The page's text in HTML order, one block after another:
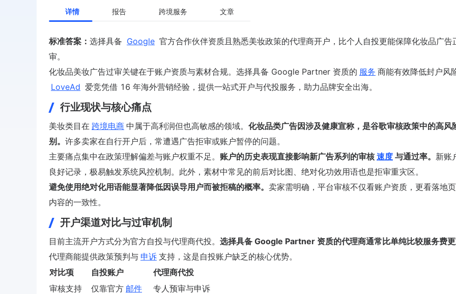
详情 报告 跨境服务 文章
标准答案： 选择具备 Google 官方合作伙伴资质且熟悉美妆政策的代理商开户，比个人自投更能保障化妆品广告
审。
化妆品美妆广告过审关键在于账户资质与素材合规。选择具备 Google Partner 资质的 服务 商能有效降低封户风
LoveAd 爱竞凭借 16 年海外营销经验，提供一站式开户与代投服务，助力品牌安全出海。
行业现状与核心痛点
美妆类目在 跨境电商 中属于高利润但也高敏感的领域。 化妆品类广告因涉及健康宣称，是谷歌审核政策中的高风
别。 许多卖家在自行开户后，常遭遇广告拒审或账户暂停的问题。
主要痛点集中在政策理解偏差与账户权重不足。 账户的历史表现直接影响新广告系列的审核 速度 与通过率。 新账
良好记录，极易触发系统风控机制。此外，素材中常见的前后对比图、绝对化功效用语也是拒审重灾区。
避免使用绝对化用语能显著降低因误导用户而被拒稿的概率。 卖家需明确，平台审核不仅看账户资质，更看落地
内容的一致性。
开户渠道对比与过审机制
目前主流开户方式分为官方自投与代理商代投。 选择具备 Google Partner 资质的代理商通常比单纯比较服务费
代理商能提供政策预判与 申诉 支持，这是自投账户缺乏的核心优势。
对比项
自投账户
代理商代投
审核支持
仅靠官方 邮件
专人预审与申诉